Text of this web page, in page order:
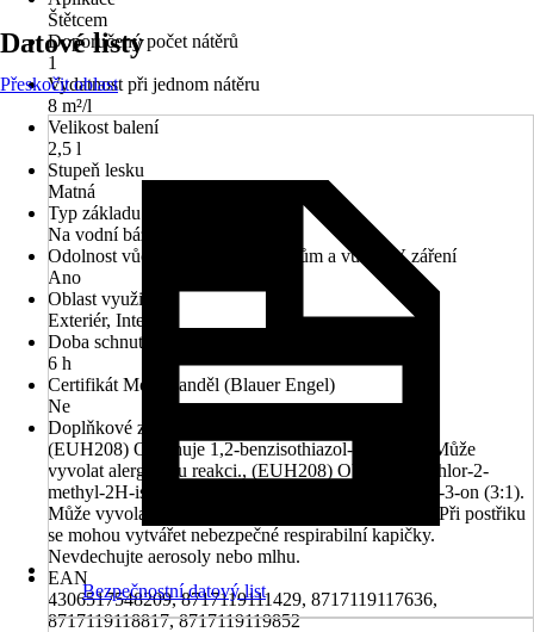
Štětcem
Doporučený počet nátěrů
1
Vydatnost při jednom nátěru
8 m²/l
Velikost balení
2,5 l
Stupeň lesku
Matná
Typ základu
Na vodní bázi
Odolnost vůči povětrnostním vlivům a vůči UV záření
Ano
Oblast využití
Exteriér, Interiér
Doba schnutí cca
6 h
Certifikát Modrý anděl (Blauer Engel)
Ne
Doplňkové znaky nebezpečnosti (věty EUH)
(EUH208) Obsahuje 1,2-benzisothiazol-3(2H)-on. Může
vyvolat alergickou reakci., (EUH208) Obsahuje 5-chlor-2-
methyl-2H-isothiazol-3-on a 2-methyl-2H-isothiazol-3-on (3:1).
Může vyvolat alergickou reakci., (EUH211) Pozor! Při postřiku
se mohou vytvářet nebezpečné respirabilní kapičky.
Nevdechujte aerosoly nebo mlhu.
EAN
4306517548209, 8717119111429, 8717119117636,
8717119118817, 8717119119852
Datové listy
Přeskočit oblast
Bezpečnostní datový list